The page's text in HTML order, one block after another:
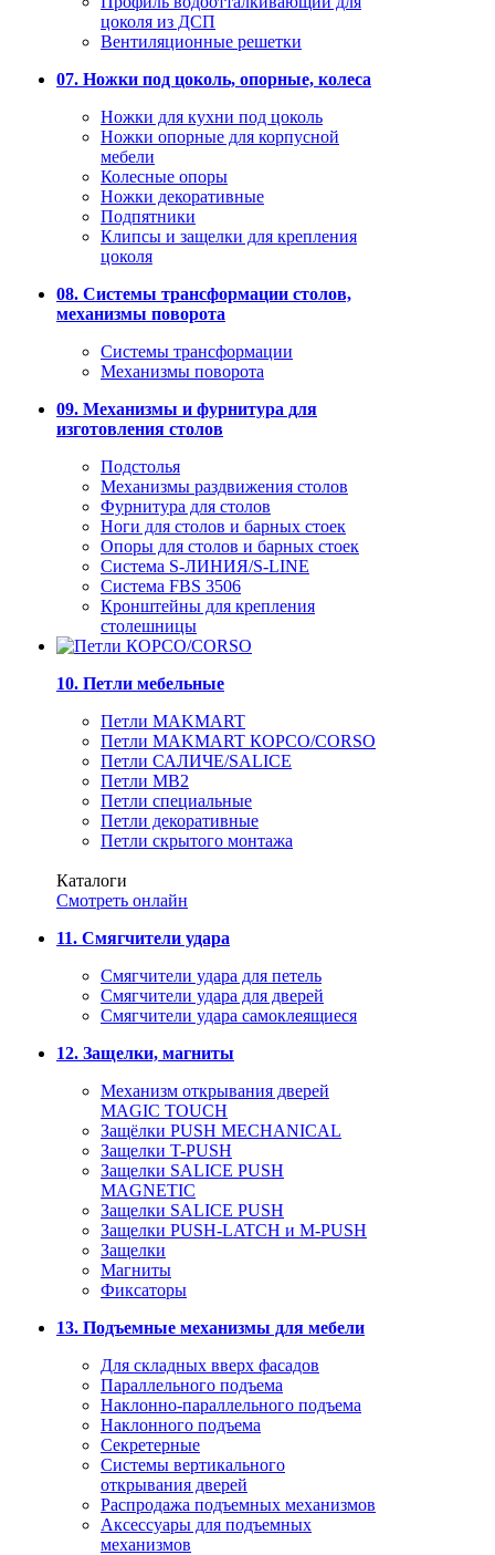
цоколя из ДСП
Вентиляционные решетки
07. Ножки под цоколь, опорные, колеса
Ножки для кухни под цоколь
Ножки опорные для корпусной
мебели
Колесные опоры
Ножки декоративные
Подпятники
Клипсы и защелки для крепления
цоколя
08. Системы трансформации столов,
механизмы поворота
Системы трансформации
Механизмы поворота
09. Механизмы и фурнитура для
изготовления столов
Подстолья
Механизмы раздвижения столов
Фурнитура для столов
Ноги для столов и барных стоек
Опоры для столов и барных стоек
Система S-ЛИНИЯ/S-LINE
Система FBS 3506
Кронштейны для крепления
столешницы
10. Петли мебельные
Петли MAKMART
Петли MAKMART КОРСО/CORSO
Петли САЛИЧЕ/SALICE
Петли MB2
Петли специальные
Петли декоративные
Петли скрытого монтажа
Каталоги
Смотреть онлайн
11. Смягчители удара
Смягчители удара для петель
Смягчители удара для дверей
Cмягчители удара самоклеящиеся
12. Защелки, магниты
Механизм открывания дверей
MAGIC TOUCH
Защёлки PUSH MECHANICAL
Защелки T-PUSH
Защелки SALICE PUSH
MAGNETIC
Защелки SALICE PUSH
Защелки PUSH-LATCH и M-PUSH
Защелки
Магниты
Фиксаторы
13. Подъемные механизмы для мебели
Для складных вверх фасадов
Параллельного подъема
Наклонно-параллельного подъема
Наклонного подъема
Секретерные
Системы вертикального
открывания дверей
Распродажа подъемных механизмов
Аксессуары для подъемных
механизмов